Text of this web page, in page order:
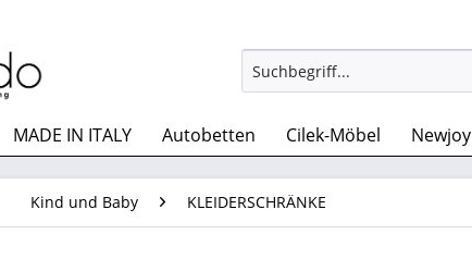
MADE IN ITALY Autobetten Cilek-Möbel Newjoy
Kind und Baby KLEIDERSCHRÄNKE